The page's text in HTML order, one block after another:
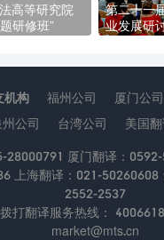
高等研究院
研修班”
第二十一
业发展研
机构 福州公司 厦门公
州公司
台湾公司 美国
28000791 厦门翻译：0592-
上海翻译：021-50260608
2552-2537
打翻译服务热线：
market@mts.cn